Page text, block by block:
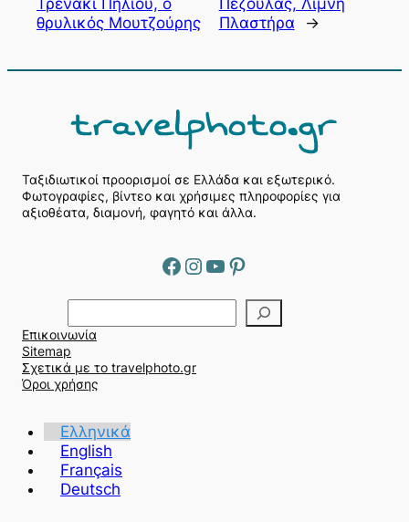
θρυλικός Μουτζούρης
Πλαστήρα
→
Ταξιδιωτικοί προορισμοί σε Ελλάδα και εξωτερικό.
Φωτογραφίες, βίντεο και χρήσιμες πληροφορίες για
αξιοθέατα, διαμονή, φαγητό και άλλα.
Facebook Instagram YouTube Pinterest
ν
α
ζ
ή
Επικοινωνία
Sitemap
Σχετικά με το travelphoto.gr
Όροι χρήσης
Ελληνικά
English
Français
Deutsch